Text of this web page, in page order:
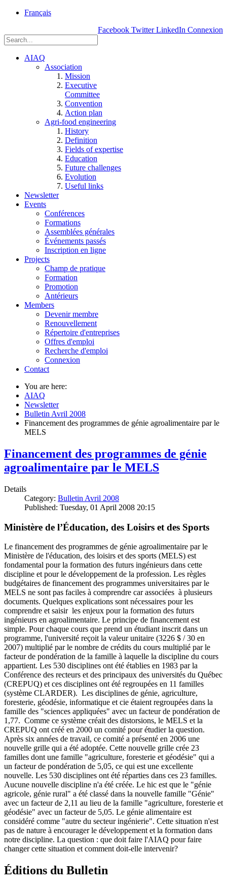
Français
Facebook Twitter LinkedIn Connexion
AIAQ
Association
Mission
Executive
Committee
Convention
Action plan
Agri-food engineering
History
Definition
Fields of expertise
Education
Future challenges
Evolution
Useful links
Newsletter
Events
Conférences
Formations
Assemblées générales
Événements passés
Inscription en ligne
Projects
Champ de pratique
Formation
Promotion
Antérieurs
Members
Devenir membre
Renouvellement
Répertoire d'entreprises
Offres d'emploi
Recherche d'emploi
Connexion
Contact
You are here:
AIAQ
Newsletter
Bulletin Avril 2008
Financement des programmes de génie agroalimentaire par le
MELS
Financement des programmes de génie
agroalimentaire par le MELS
Details
Category: Bulletin Avril 2008
Published: Tuesday, 01 April 2008 20:15
Ministère de l’Éducation, des Loisirs et des Sports
Le financement des programmes de génie agroalimentaire par le
Ministère de l'éducation, des loisirs et des sports (MELS) est
fondamental pour la formation des futurs ingénieurs dans cette
discipline et pour le développement de la profession. Les règles
budgétaires de financement des programmes universitaires par le
MELS ne sont pas faciles à comprendre car associées à plusieurs
documents. Quelques explications sont nécessaires pour les
comprendre et saisir les enjeux pour la formation des futurs
ingénieurs en agroalimentaire. Le principe de financement est
simple. Pour chaque cours que prend un étudiant inscrit dans un
programme, l'université reçoit la valeur unitaire (3226 $ / 30 en
2007) multiplié par le nombre de crédits du cours multiplié par le
facteur de pondération de la famille à laquelle la discipline du cours
appartient. Les 530 disciplines ont été établies en 1983 par la
Conférence des recteurs et des principaux des universités du Québec
(CREPUQ) et ces disciplines ont été regroupées en 11 familles
(système CLARDER). Les disciplines de génie, agriculture,
foresterie, géodésie, informatique et cie étaient regroupées dans la
famille des "sciences appliquées" avec un facteur de pondération de
1,77. Comme ce système créait des distorsions, le MELS et la
CREPUQ ont créé en 2000 un comité pour étudier la question.
Après six années de travail, ce comité a présenté en 2006 une
nouvelle grille qui a été adoptée. Cette nouvelle grille crée 23
familles dont une famille "agriculture, foresterie et géodésie" qui a
un facteur de pondération de 5,05, ce qui est une excellente
nouvelle. Les 530 disciplines ont été réparties dans ces 23 familles.
Aucune nouvelle discipline n'a été créée. Le hic est que le "génie
agricole, génie rural" a été classé dans la nouvelle famille "Génie"
avec un facteur de 2,11 au lieu de la famille "agriculture, foresterie et
géodésie" avec un facteur de 5,05. Le génie alimentaire est
considéré comme "autre du secteur ingénierie". Cette situation n'est
pas de nature à encourager le développement et la formation dans
notre discipline. La question : que doit faire l'AIAQ pour faire
changer cette situation et comment doit-elle intervenir?
Éditions du Bulletin
Einstein, Québec
G1P